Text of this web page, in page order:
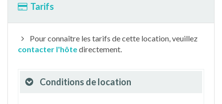
Tarifs
Pour connaître les tarifs de cette location, veuillez
contacter l'hôtedirectement.
Conditions de location